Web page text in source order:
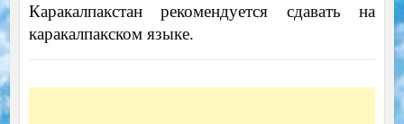
Каракалпакстан рекомендуется сдавать на
каракалпакском языке.